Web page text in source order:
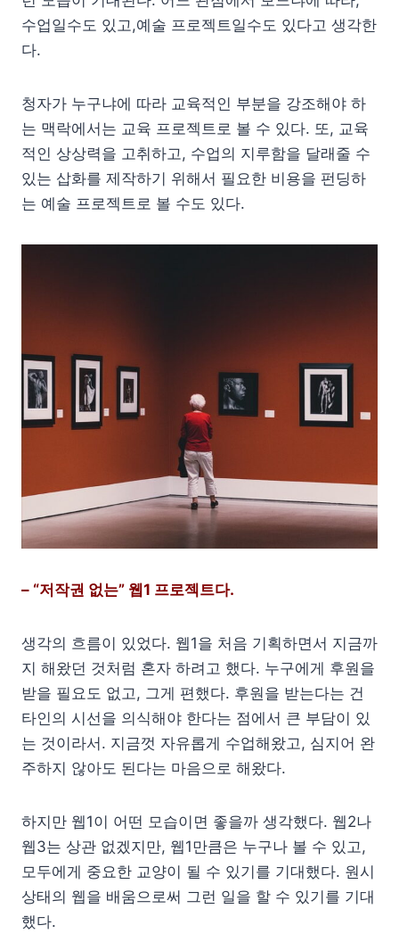
수업일수도 있고,예술 프로젝트일수도 있다고 생각한
다.
청자가 누구냐에 따라 교육적인 부분을 강조해야 하
는 맥락에서는 교육 프로젝트로 볼 수 있다. 또, 교육
적인 상상력을 고취하고, 수업의 지루함을 달래줄 수
있는 삽화를 제작하기 위해서 필요한 비용을 펀딩하
는 예술 프로젝트로 볼 수도 있다.
– “저작권 없는” 웹1 프로젝트다.
생각의 흐름이 있었다. 웹1을 처음 기획하면서 지금까
지 해왔던 것처럼 혼자 하려고 했다. 누구에게 후원을
받을 필요도 없고, 그게 편했다. 후원을 받는다는 건
타인의 시선을 의식해야 한다는 점에서 큰 부담이 있
는 것이라서. 지금껏 자유롭게 수업해왔고, 심지어 완
주하지 않아도 된다는 마음으로 해왔다.
하지만 웹1이 어떤 모습이면 좋을까 생각했다. 웹2나
웹3는 상관 없겠지만, 웹1만큼은 누구나 볼 수 있고,
모두에게 중요한 교양이 될 수 있기를 기대했다. 원시
상태의 웹을 배움으로써 그런 일을 할 수 있기를 기대
했다.